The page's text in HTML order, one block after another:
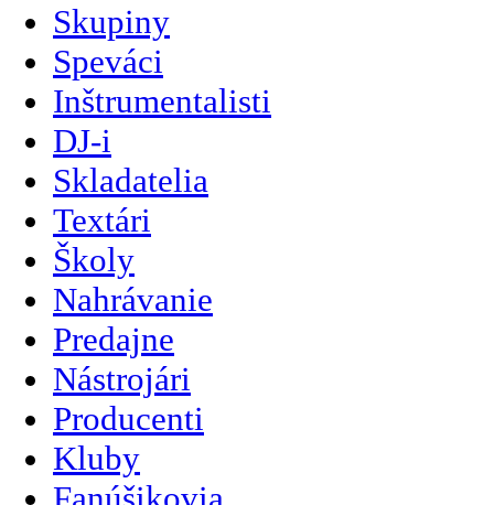
Skupiny
Speváci
Inštrumentalisti
DJ-i
Skladatelia
Textári
Školy
Nahrávanie
Predajne
Nástrojári
Producenti
Kluby